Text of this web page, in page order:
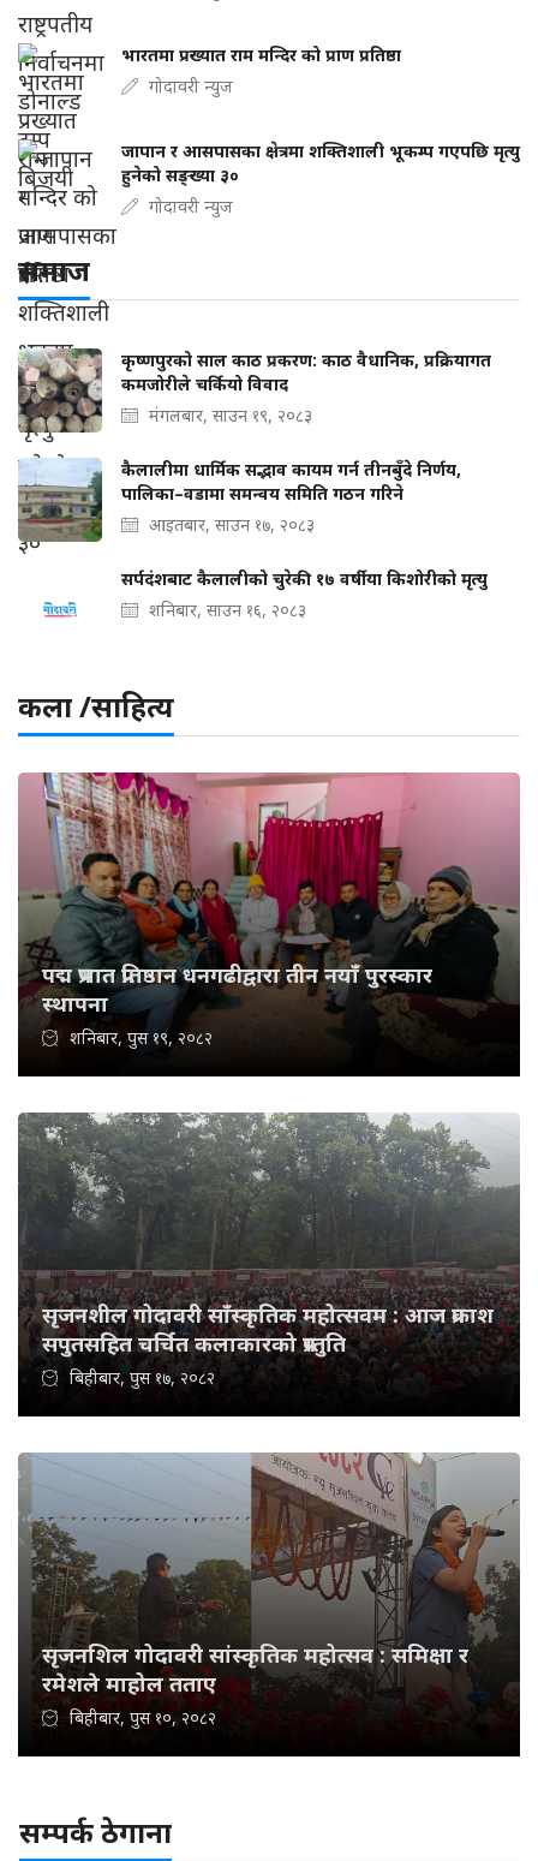
भारतमा प्रख्यात राम मन्दिर को प्राण प्रतिष्ठा
गोदावरी न्युज
जापान र आसपासका क्षेत्रमा शक्तिशाली भूकम्प गएपछि मृत्यु
हुनेको सङ्ख्या ३०
गोदावरी न्युज
समाज
कृष्णपुरको साल काठ प्रकरण: काठ वैधानिक, प्रक्रियागत
कमजोरीले चर्कियो विवाद
मंगलबार, साउन १९, २०८३
कैलालीमा धार्मिक सद्भाव कायम गर्न तीनबुँदे निर्णय,
पालिका–वडामा समन्वय समिति गठन गरिने
आइतबार, साउन १७, २०८३
सर्पदंशबाट कैलालीको चुरेकी १७ वर्षीया किशोरीको मृत्यु
शनिबार, साउन १६, २०८३
कला /साहित्य
पद्म प्रभात प्रतिष्ठान धनगढीद्वारा तीन नयाँ पुरस्कार
स्थापना
शनिबार, पुस १९, २०८२
सृजनशील गोदावरी साँस्कृतिक महोत्सवम : आज प्रकाश
सपुतसहित चर्चित कलाकारको प्रस्तुति
बिहीबार, पुस १७, २०८२
सृजनशिल गोदावरी सांस्कृतिक महोत्सव : समिक्षा र
रमेशले माहोल तताए
बिहीबार, पुस १०, २०८२
सम्पर्क ठेगाना